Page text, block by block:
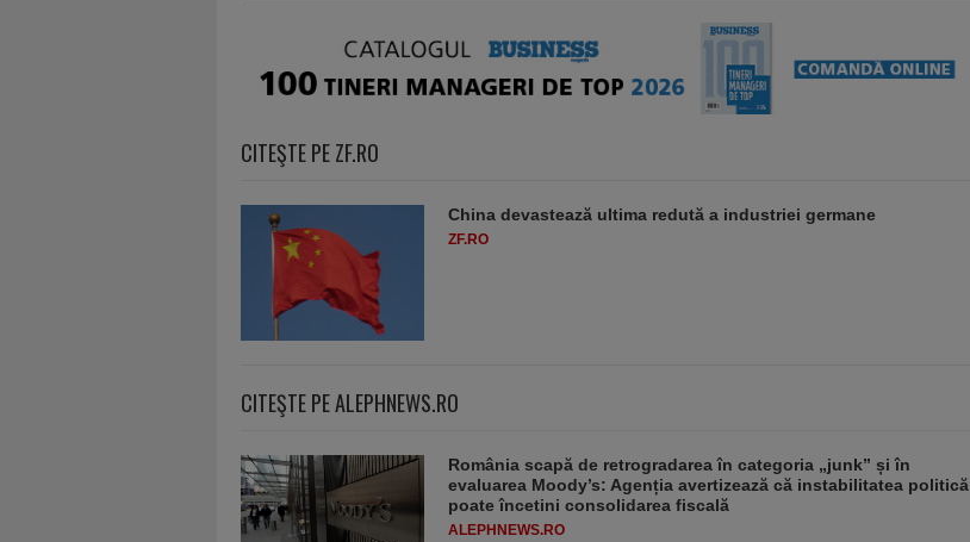
CITEŞTE PE ZF.RO
China devastează ultima redută a industriei germane
ZF.RO
CITEŞTE PE ALEPHNEWS.RO
România scapă de retrogradarea în categoria „junk” și în
evaluarea Moody’s: Agenția avertizează că instabilitatea politică
poate încetini consolidarea fiscală
ALEPHNEWS.RO